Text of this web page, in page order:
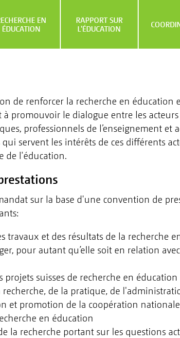
EN
ÉDUCATION
RAPPORT SUR
L'ÉDUCATION
de renforcer la recherche en éducation
à promouvoir le dialogue entre les
professionnels de l’enseignement et
servent les intérêts de ces différents
de l'éducation.
sur la base d'une convention de
travaux et des résultats de la recherche
pour autant qu’elle soit en relation
suisses de recherche en éducation
de la pratique, de
et promotion de la coopération
en éducation
la recherche portant sur les questions